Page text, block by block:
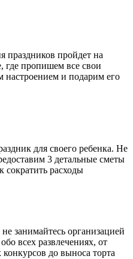
праздников пройдет на
где пропишем все свои
настроением и подарим его
для своего ребенка. Не
3 детальные сметы
сократить расходы
занимайтесь организацией
всех развлечениях, от
до выноса торта